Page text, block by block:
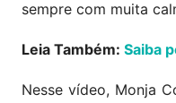
sempre com muita
Leia Também: Saiba
Nesse vídeo, Monja